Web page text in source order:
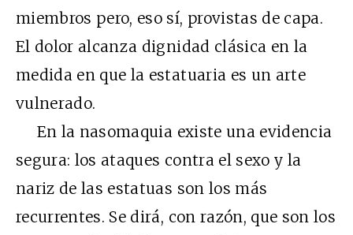
miembros pero, eso sí, provistas de capa.
El dolor alcanza dignidad clásica en la
medida en que la estatuaria es un arte
vulnerado.
En la nasomaquia existe una evidencia
segura: los ataques contra el sexo y la
nariz de las estatuas son los más
recurrentes. Se dirá, con razón, que son los